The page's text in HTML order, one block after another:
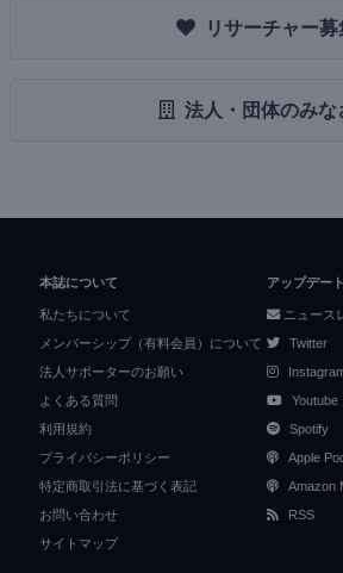
リサーチャー募
法人・団体のみな
本誌について
私たちについて
メンバーシップ（有料会員）について
法人サポーターのお願い
よくある質問
利用規約
プライバシーポリシー
特定商取引法に基づく表記
お問い合わせ
サイトマップ
アップデー
ニュース
Twitter
Youtube
Spotify
Apple
Amazon
RSS